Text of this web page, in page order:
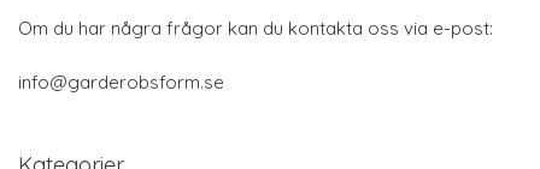
Om du har några frågor kan du kontakta oss via e-post:
info@garderobsform.se